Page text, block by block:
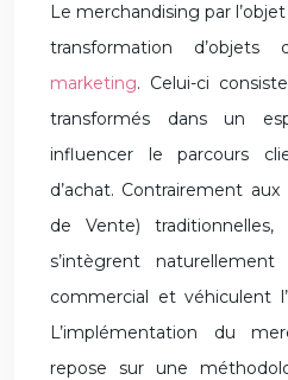
Le merchandising par
transformation
marketing. Celui-ci
transformés dans un
influencer le parcours
d’achat. Contrairement
de Vente)
s’intègrent naturellement
commercial et véhiculent
L’implémentation du
repose sur une